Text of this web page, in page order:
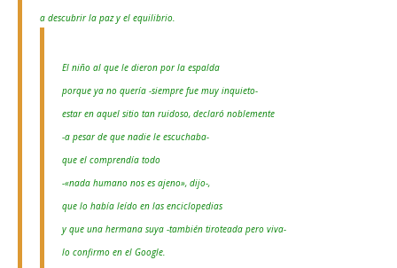
a descubrir la paz y el equilibrio.
El niño al que le dieron por la espalda
porque ya no quería -siempre fue muy inquieto-
estar en aquel sitio tan ruidoso, declaró noblemente
-a pesar de que nadie le escuchaba-
que el comprendía todo
-«nada humano nos es ajeno», dijo-,
que lo había leído en las enciclopedias
y que una hermana suya -también tiroteada pero viva-
lo confirmo en el Google.